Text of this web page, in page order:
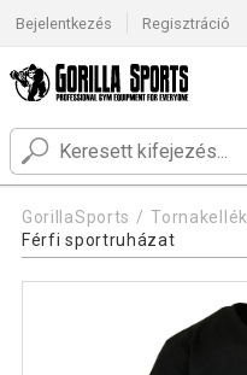
Bejelentkezés Regisztráció
GorillaSports Tornakellék
Férfi sportruházat